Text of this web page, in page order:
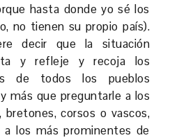
hasta donde yo sé los
no tienen su propio país).
decir que la situación
y refleje y recoja los
de todos los pueblos
más que preguntarle a los
bretones, corsos o vascos,
a los más prominentes de